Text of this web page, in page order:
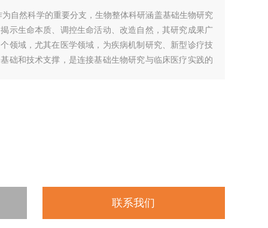
自然科学的重要分支，生物整体科研涵盖基础生物研究
示生命本质、调控生命活动、改造自然，其研究成果广
领域，尤其在医学领域，为疾病机制研究、新型诊疗技
础和技术支撑，是连接基础生物研究与临床医疗实践的
联系我们